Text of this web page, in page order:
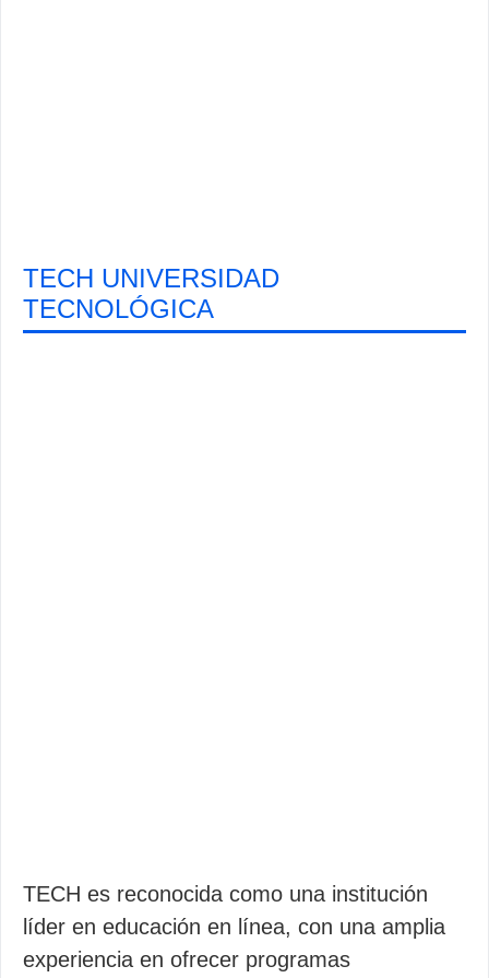
TECH UNIVERSIDAD
TECNOLÓGICA
TECH es reconocida como una institución
líder en educación en línea, con una amplia
experiencia en ofrecer programas